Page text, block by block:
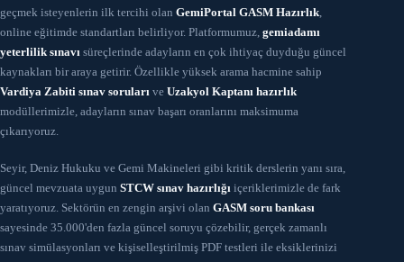
geçmek isteyenlerin ilk tercihi olan GemiPortal GASM Hazırlık
online eğitimde standartları belirliyor. Platformumuz, gemiadamı
yeterlilik sınavı süreçlerinde adayların en çok ihtiyaç duyduğu güncel
kaynakları bir araya getirir. Özellikle yüksek arama hacmine sahip
Vardiya Zabiti sınav soruları ve Uzakyol Kaptanı hazırlık
modüllerimizle, adayların sınav başarı oranlarını maksimuma
çıkarıyoruz.
Seyir, Deniz Hukuku ve Gemi Makineleri gibi kritik derslerin yanı sıra,
güncel mevzuata uygun STCW sınav hazırlığı içeriklerimizle de fark
yaratıyoruz. Sektörün en zengin arşivi olan GASM soru bankası
sayesinde 35.000'den fazla güncel soruyu çözebilir, gerçek zamanlı
sınav simülasyonları ve kişiselleştirilmiş PDF testleri ile eksiklerinizi